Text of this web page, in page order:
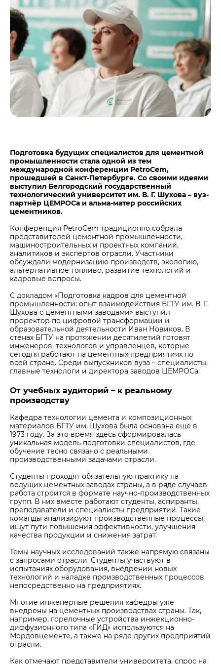
Подготовка будущих специалистов для цементной
промышленности стала одной из тем
международной конференции PetroCem,
прошедшей в Санкт-Петербурге. Со своими идеями
выступил Белгородский государственный
технологический университет им. В. Г. Шухова – вуз-
партнёр ЦЕМРОСа и альма-матер российских
цементников.
Конференция PetroCem традиционно собрала
представителей цементной промышленности,
машиностроительных и проектных компаний,
аналитиков и экспертов отрасли. Участники
обсуждали модернизацию производств, экологию,
альтернативное топливо, развитие технологий и
кадровые вопросы.
С докладом «Подготовка кадров для цементной
промышленности: опыт взаимодействия БГТУ им. В. Г.
Шухова с цементными заводами» выступил
проректор по цифровой трансформации и
образовательной деятельности Иван Новиков. В
стенах БГТУ на протяжении десятилетий готовят
инженеров, технологов и управленцев, которые
сегодня работают на цементных предприятиях по
всей стране. Среди выпускников вуза – специалисты,
главные технологи и директора заводов ЦЕМРОСа.
От учебных аудиторий – к реальному
производству
Кафедра технологии цемента и композиционных
материалов БГТУ им. Шухова была основана ещё в
1973 году. За это время здесь сформировалась
уникальная модель подготовки специалистов, где
обучение тесно связано с реальными
производственными задачами отрасли.
Студенты проходят обязательную практику на
ведущих цементных заводах страны, а в ряде случаев
работа строится в формате научно-производственных
групп. В них вместе работают студенты, аспиранты,
преподаватели и специалисты предприятий. Такие
команды анализируют производственные процессы,
ищут пути повышения эффективности, улучшения
качества продукции и снижения затрат.
Темы научных исследований также напрямую связаны
с запросами отрасли. Студенты участвуют в
испытаниях оборудования, внедрении новых
технологий и наладке производственных процессов
непосредственно на предприятиях.
Многие инженерные решения кафедры уже
внедрены на цементных производствах страны. Так,
например, горелочные устройства инжекционно-
диффузионного типа «ГИД» используются на
Мордовцементе, а также на ряде других предприятий
отрасли.
Как отмечают представители университета, спрос на
Центры дистрибуции
Реализация ТМЦ и непрофильных активов
Политика в области закупок
В помощь поставщику
Не только цемент
Люди ЦЕМРОСа
Технологии и тренды
Издание для клиентов
Аналитика цементной отрасли
Медиабанк
Пресса о нас
Контакты
Контакты для СМИ
Служба доверия